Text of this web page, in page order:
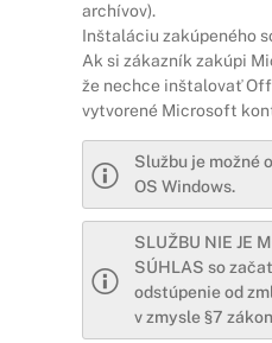
archívov).
Inštaláciu zakúpeného
Ak si zákazník zakúpi
že nechce inštalovať
vytvorené Microsoft
Službu je možné
OS Windows.
SLUŽBU NIE JE
SÚHLAS so
odstúpenie od
v zmysle §7